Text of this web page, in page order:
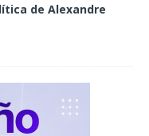
de Alexandre